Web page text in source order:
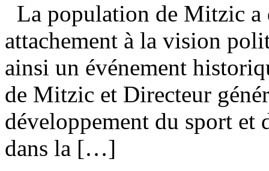
La population de Mitzic a
attachement à la vision
ainsi un événement
de Mitzic et Directeur
développement du sport et
dans la […]